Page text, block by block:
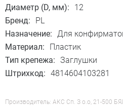
Диаметр (D, мм):
12
Бренд:
PL
Назначение: Для
Материал:
Пластик
Тип крепежа: Заглушки
Штрихкод: 4814604103281
Производитель: АКС Сп. З о.о, 21-500